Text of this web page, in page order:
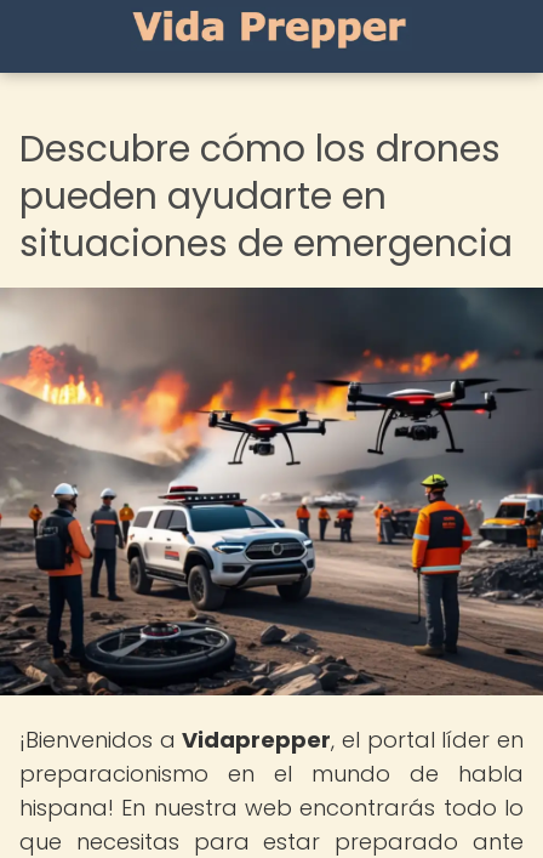
Descubre cómo los drones
pueden ayudarte en
situaciones de emergencia
¡Bienvenidos aVidaprepper, el portal líder en
preparacionismo en el mundo de habla
hispana! En nuestra web encontrarás todo lo
que necesitas para estar preparado ante